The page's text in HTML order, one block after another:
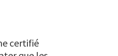
certifié